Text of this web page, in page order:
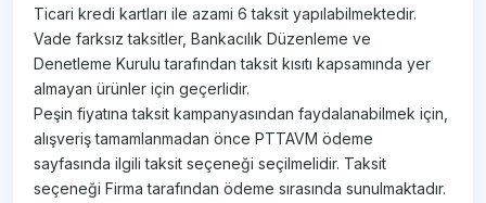
Ticari kredi kartları ile azami 6 taksit yapılabilmektedir.
Vade farksız taksitler, Bankacılık Düzenleme ve
Denetleme Kurulu tarafından taksit kısıtı kapsamında yer
almayan ürünler için geçerlidir.
Peşin fiyatına taksit kampanyasından faydalanabilmek için,
alışveriş tamamlanmadan önce PTTAVM ödeme
sayfasında ilgili taksit seçeneği seçilmelidir. Taksit
seçeneği Firma tarafından ödeme sırasında sunulmaktadır.